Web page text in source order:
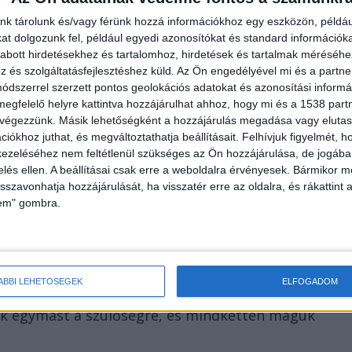
tárolunk és/vagy férünk hozzá információkhoz egy eszközön,
dolgozunk fel, például egyedi azonosítókat és standard
hirdetésekhez és tartalomhoz, hirdetések és tartalmak
és szolgáltatásfejlesztéshez küld. Az Ön engedélyével mi és a
szerzett pontos geolokációs adatokat és azonosítási
helyre kattintva hozzájárulhat ahhoz, hogy mi és a 1538
Másik lehetőségként a hozzájárulás megadása vagy
juthat, és megváltoztathatja beállításait. Felhívjuk figyelmét,
nem feltétlenül szükséges az Ön hozzájárulása, de
ellen. A beállításai csak erre a weboldalra érvényesek. Bármikor
hozzájárulását, ha visszatér erre az oldalra, és rákattint
gombra.
LEHETŐSÉGEK ELFOGADOM
holttestéről, amiket elküldött az Apák az
Kalmár Lászlónak – azzal a szöveggel,
lesz. A fotókat Kalmár László küldte tovább a
azelőtt megromlott, hogy a nő világra hozta a
de egy ideig még együtt éltek.
egymást a szülőségre, és mindketten maguk